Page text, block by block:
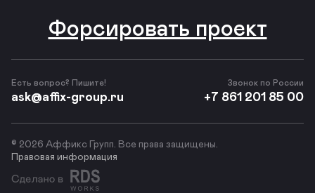
Есть вопрос? Пишите!
ask@affix-group.ru
Форсировать проект
Звонок по России
+7 861 201 85 00
© 2026 Аффикс Групп. Все права защищены.
Правовая информация